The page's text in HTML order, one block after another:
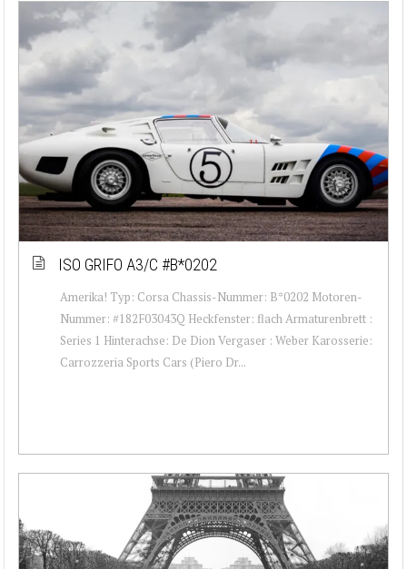
ISO GRIFO A3/C #B*0202
Amerika! Typ: Corsa Chassis-Nummer: B*0202 Motoren-
Nummer: #182F03043Q Heckfenster: flach Armaturenbrett :
Series 1 Hinterachse: De Dion Vergaser : Weber Karosserie:
Carrozzeria Sports Cars (Piero Dr...